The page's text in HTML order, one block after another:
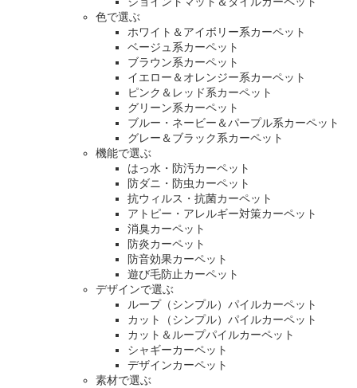
色で選ぶ
ホワイト＆アイボリー系カーペット
ベージュ系カーペット
ブラウン系カーペット
イエロー＆オレンジー系カーペット
ピンク＆レッド系カーペット
グリーン系カーペット
ブルー・ネービー＆パープル系カーペット
グレー＆ブラック系カーペット
機能で選ぶ
はっ水・防汚カーペット
防ダニ・防虫カーペット
抗ウィルス・抗菌カーペット
アトピー・アレルギー対策カーペット
消臭カーペット
防炎カーペット
防音効果カーペット
遊び毛防止カーペット
デザインで選ぶ
ループ（シンプル）パイルカーペット
カット（シンプル）パイルカーペット
カット＆ループパイルカーペット
シャギーカーペット
デザインカーペット
素材で選ぶ